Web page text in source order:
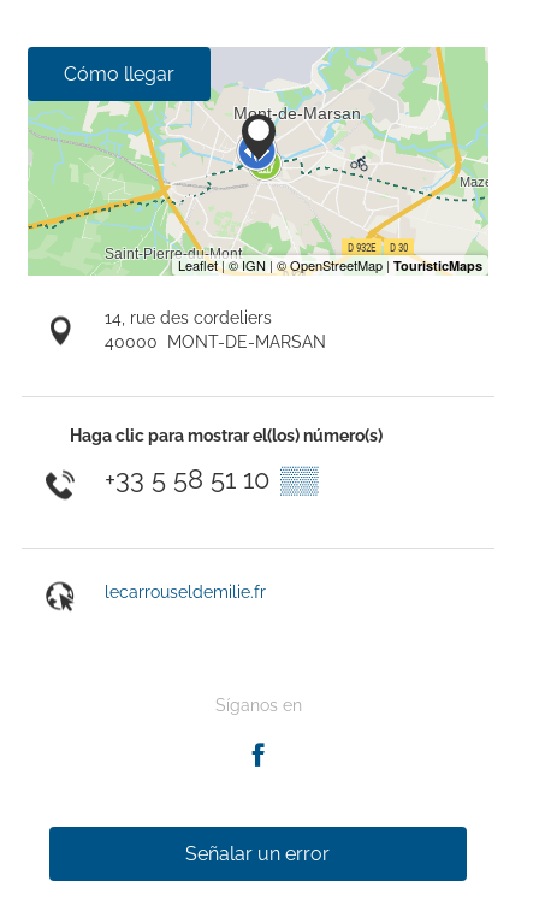
Cómo llegar
14, rue des cordeliers
40000 MONT-DE-MARSAN
Haga clic para mostrar el(los) número(s)
+33 5 58 51 10 ▒▒
lecarrouseldemilie.fr
Síganos en
Señalar un error